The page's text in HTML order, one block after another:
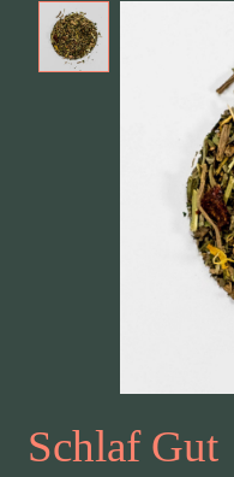
Schlaf Gut